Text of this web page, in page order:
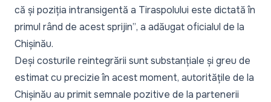
că și poziția intransigentă a Tiraspolului este dictată în
primul rând de acest sprijin”, a adăugat oficialul de la
Chișinău.
Deși costurile reintegrării sunt substanțiale și greu de
estimat cu precizie în acest moment, autoritățile de la
Chișinău au primit semnale pozitive de la partenerii